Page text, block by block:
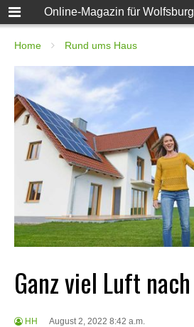
Online-Magazin für
Home Rund ums Haus
Ganz viel Luft
HH August 2, 2022 8:42 a.m.